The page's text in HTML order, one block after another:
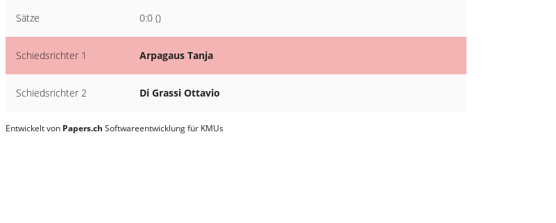
Sätze 0:0 ()
Schiedsrichter 1 Arpagaus Tanja
Schiedsrichter 2 Di Grassi Ottavio
Entwickelt von Papers.ch Softwareentwicklung für KMUs